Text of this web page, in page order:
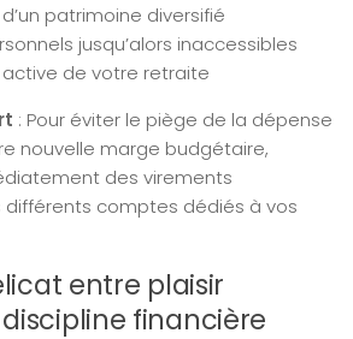
patrimoine diversifié
jusqu’alors inaccessibles
de votre retraite
: Pour éviter le piège de la dépense
nouvelle marge budgétaire,
des virements
comptes dédiés à vos
entre plaisir
financière